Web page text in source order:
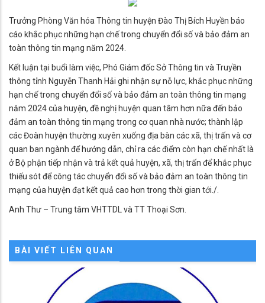
Trưởng Phòng Văn hóa Thông tin huyện Đào Thị Bích Huyền báo
cáo khắc phục những hạn chế trong chuyển đổi số và bảo đảm an
toàn thông tin mạng năm 2024.
Kết luận tại buổi làm việc, Phó Giám đốc Sở Thông tin và Truyền
thông tỉnh Nguyễn Thanh Hải ghi nhận sự nỗ lực, khắc phục những
hạn chế trong chuyển đổi số và bảo đảm an toàn thông tin mạng
năm 2024 của huyện, đề nghị huyện quan tâm hơn nữa đến bảo
đảm an toàn thông tin mạng trong cơ quan nhà nước; thành lập
các Đoàn huyện thường xuyên xuống địa bàn các xã, thị trấn và cơ
quan ban ngành để hướng dẫn, chỉ ra các điểm còn hạn chế nhất là
ở Bộ phận tiếp nhận và trả kết quả huyện, xã, thị trấn để khắc phục
thiếu sót để công tác chuyển đổi số và bảo đảm an toàn thông tin
mạng của huyện đạt kết quả cao hơn trong thời gian tới./.
Anh Thư – Trung tâm VHTTDL và TT Thoại Sơn.
BÀI VIẾT LIÊN QUAN